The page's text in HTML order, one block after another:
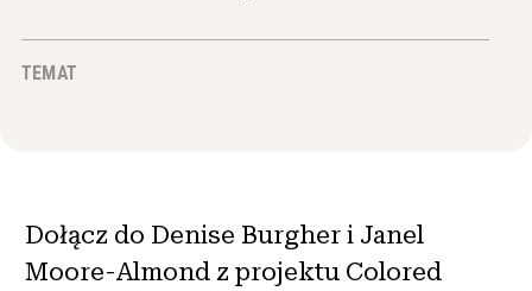
Wiadomości i wydarzenia
TEMAT
Dołącz do Denise Burgher i Janel
Moore-Almond z projektu Colored